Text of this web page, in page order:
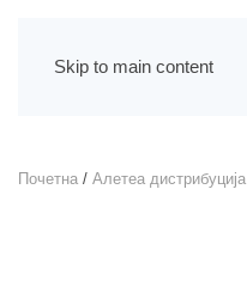
Skip to main content
Почетна / Алетеа дистрибуција